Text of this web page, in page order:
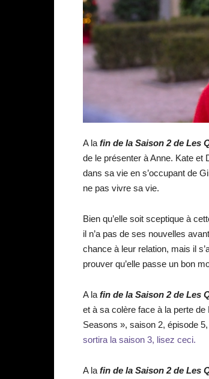
A la fin de la Saison 2 de Les
de le présenter à Anne. Kate et
dans sa vie en s’occupant de
ne pas vivre sa vie.
Bien qu’elle soit sceptique à
il n’a pas de ses nouvelles
chance à leur relation, mais il
prouver qu’elle passe un bon
A la fin de la Saison 2 de Les
et à sa colère face à la perte
Seasons », saison 2, épisode
sortira la saison 3, lisez ceci.
A la fin de la Saison 2 de Les